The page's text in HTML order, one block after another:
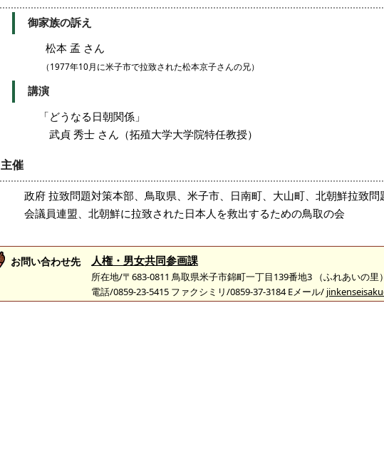
御家族の訴え
松本 孟 さん
（1977年10月に米子市で拉致された松本京子さんの兄）
講演
「どうなる日朝関係」
武貞 秀士 さん（拓殖大学大学院特任教授）
主催
政府 拉致問題対策本部、鳥取県、米子市、日南町、大山町、北朝鮮拉致
会議員連盟、北朝鮮に拉致された日本人を救出するための鳥取の会
お問い合わせ先 人権・男女共同参画課
所在地/〒683-0811 鳥取県米子市錦町一丁目139番地3 （ふれあいの里）
電話/0859-23-5415 ファクシミリ/0859-37-3184 Eメール/